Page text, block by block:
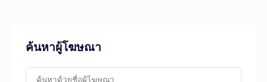
ค้นหาผู้โฆษณา